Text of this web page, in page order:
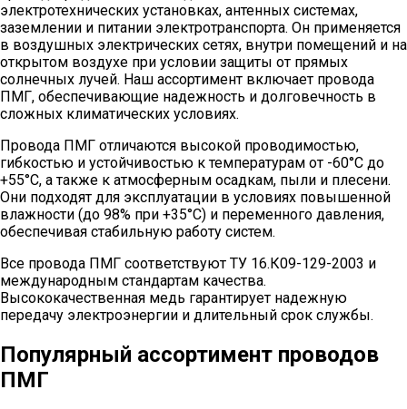
электротехнических установках, антенных системах,
заземлении и питании электротранспорта. Он применяется
в воздушных электрических сетях, внутри помещений и на
открытом воздухе при условии защиты от прямых
солнечных лучей. Наш ассортимент включает провода
ПМГ, обеспечивающие надежность и долговечность в
сложных климатических условиях.
Провода ПМГ отличаются высокой проводимостью,
гибкостью и устойчивостью к температурам от -60°C до
+55°C, а также к атмосферным осадкам, пыли и плесени.
Они подходят для эксплуатации в условиях повышенной
влажности (до 98% при +35°C) и переменного давления,
обеспечивая стабильную работу систем.
Все провода ПМГ соответствуют ТУ 16.К09-129-2003 и
международным стандартам качества.
Высококачественная медь гарантирует надежную
передачу электроэнергии и длительный срок службы.
Популярный ассортимент проводов
ПМГ